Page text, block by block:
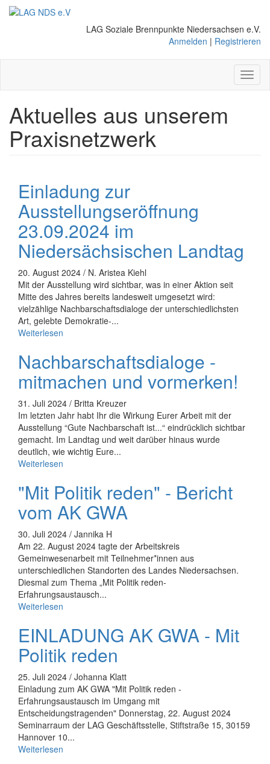
Direkt
zum
LAG Soziale Brennpunkte Niedersachsen e.V.
Anmelden | Registrieren
Aktuelles aus unserem
Praxisnetzwerk
Einladung zur
Ausstellungseröffnung
23.09.2024 im
Niedersächsischen Landtag
20. August 2024 / N. Aristea Kiehl
Mit der Ausstellung wird sichtbar, was in einer Aktion seit
Mitte des Jahres bereits landesweit umgesetzt wird:
vielzählige Nachbarschaftsdialoge der unterschiedlichsten
Art, gelebte Demokratie-...
Weiterlesen
Nachbarschaftsdialoge -
mitmachen und vormerken!
31. Juli 2024 / Britta Kreuzer
Im letzten Jahr habt Ihr die Wirkung Eurer Arbeit mit der
Ausstellung “Gute Nachbarschaft ist...“ eindrücklich sichtbar
gemacht. Im Landtag und weit darüber hinaus wurde
deutlich, wie wichtig Eure...
Weiterlesen
"Mit Politik reden" - Bericht
vom AK GWA
30. Juli 2024 / Jannika H
Am 22. August 2024 tagte der Arbeitskreis
Gemeinwesenarbeit mit Teilnehmer*innen aus
unterschiedlichen Standorten des Landes Niedersachsen.
Diesmal zum Thema „Mit Politik reden-
Erfahrungsaustausch...
Weiterlesen
EINLADUNG AK GWA - Mit
Politik reden
25. Juli 2024 / Johanna Klatt
Einladung zum AK GWA "Mit Politik reden -
Erfahrungsaustausch im Umgang mit
Entscheidungstragenden" Donnerstag, 22. August 2024
Seminarraum der LAG Geschäftsstelle, Stiftstraße 15, 30159
Hannover 10...
Weiterlesen